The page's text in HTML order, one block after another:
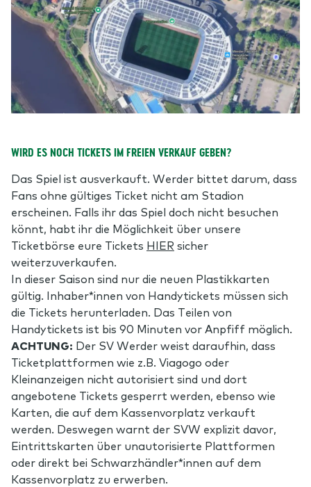
WIRD ES NOCH TICKETS IM FREIEN VERKAUF GEBEN?
Das Spiel ist ausverkauft. Werder bittet darum, dass
Fans ohne gültiges Ticket nicht am Stadion
erscheinen. Falls ihr das Spiel doch nicht besuchen
könnt, habt ihr die Möglichkeit über unsere
Ticketbörse eure Tickets HIER sicher
weiterzuverkaufen.
In dieser Saison sind nur die neuen Plastikkarten
gültig. Inhaber*innen von Handytickets müssen sich
die Tickets herunterladen. Das Teilen von
Handytickets ist bis 90 Minuten vor Anpfiff möglich.
ACHTUNG: Der SV Werder weist daraufhin, dass
Ticketplattformen wie z.B. Viagogo oder
Kleinanzeigen nicht autorisiert sind und dort
angebotene Tickets gesperrt werden, ebenso wie
Karten, die auf dem Kassenvorplatz verkauft
werden. Deswegen warnt der SVW explizit davor,
Eintrittskarten über unautorisierte Plattformen
oder direkt bei Schwarzhändler*innen auf dem
Kassenvorplatz zu erwerben.